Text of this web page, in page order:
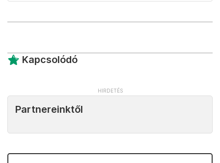
Kapcsolódó
Partnereinktől